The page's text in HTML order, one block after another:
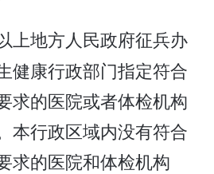
上地方人民政府征兵办
健康行政部门指定符合
求的医院或者体检机构
本行政区域内没有符合
求的医院和体检机构